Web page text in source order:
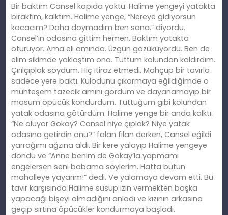
Bir baktım Cansel kapıda yoktu. Halime yengeyi yatakta
bıraktım, kalktım. Halime yenge, “Nereye gidiyorsun
kocacım? Daha doymadım ben sana.” diyordu.
Cansel’in odasına gittim hemen. Baktım yatakta
oturuyor. Ama eli amında. Üzgün gözüküyordu. Ben de
elim sikimde yaklaştım ona. Tuttum kolundan kaldırdım.
Çırılçıplak soydum. Hiç itiraz etmedi. Mahçup bir tavırla
sadece yere baktı. Külodunu çıkarmaya eğildiğimde o
muhteşem tazecik amını gördüm ve dayanamayıp bir
masum öpücük kondurdum. Tuttuğum gibi kolundan
yatak odasına götürdüm. Halime yenge bir anda kalktı.
“Ne oluyor Gökay? Cansel niye çıplak? Niye yatak
odasına getirdin onu?” falan filan derken, Cansel eğildi
yarrağımı ağzına aldı. Bir kere yalayıp Halime yengeye
döndü ve “Anne benim de Gökay’la yapmamı
engelersen seni babama söylerim. Hatta bütün
mahalleye yayarım!” dedi. Ve yalamaya devam etti. Bu
tavır karşısında Halime susup izin vermekten başka
yapacağı bişeyi olmadığını anladı ve kızının arkasına
geçip sırtına öpücükler kondurmaya başladı.